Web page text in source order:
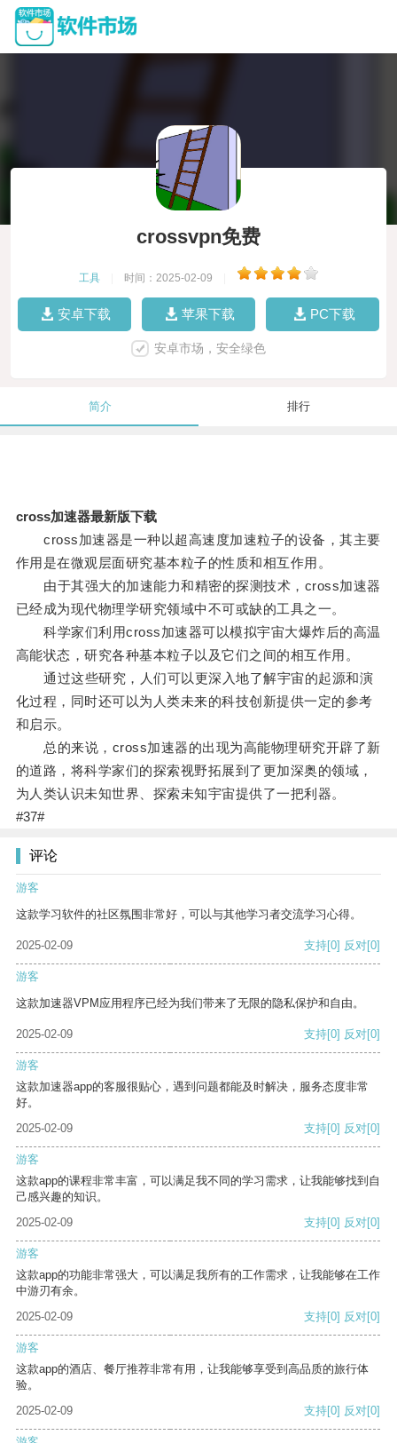
crossvpn免费
工具 时间：2025-02-09
安卓下载 苹果下载 PC下载
安卓市场，安全绿色
简介 排行
cross加速器最新版下载
cross加速器是一种以超高速度加速粒子的设备，其主要
作用是在微观层面研究基本粒子的性质和相互作用。
由于其强大的加速能力和精密的探测技术，cross加速器
已经成为现代物理学研究领域中不可或缺的工具之一。
科学家们利用cross加速器可以模拟宇宙大爆炸后的高温
高能状态，研究各种基本粒子以及它们之间的相互作用。
通过这些研究，人们可以更深入地了解宇宙的起源和演
化过程，同时还可以为人类未来的科技创新提供一定的参考
和启示。
总的来说，cross加速器的出现为高能物理研究开辟了新
的道路，将科学家们的探索视野拓展到了更加深奥的领域，
为人类认识未知世界、探索未知宇宙提供了一把利器。
#37#
评论
游客
这款学习软件的社区氛围非常好，可以与其他学习者交流学习心得。
2025-02-09 支持[0] 反对[0]
游客
这款加速器VPM应用程序已经为我们带来了无限的隐私保护和自由。
2025-02-09 支持[0] 反对[0]
游客
这款加速器app的客服很贴心，遇到问题都能及时解决，服务态度非常
好。
2025-02-09
支持[0] 反对[0]
游客
这款app的课程非常丰富，可以满足我不同的学习需求，让我能够找到自
己感兴趣的知识。
2025-02-09
支持[0] 反对[0]
游客
这款app的功能非常强大，可以满足我所有的工作需求，让我能够在工作
中游刃有余。
2025-02-09
支持[0] 反对[0]
游客
这款app的酒店、餐厅推荐非常有用，让我能够享受到高品质的旅行体
验。
2025-02-09
支持[0] 反对[0]